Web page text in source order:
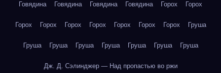
Говядина Говядина Говядина Говядина Горох Горох
Горох Горох Горох Горох Горох Горох Горох Груша
Груша Груша Груша Груша Груша Груша Груша
Дж. Д. Сэлинджер — Над пропастью во ржи